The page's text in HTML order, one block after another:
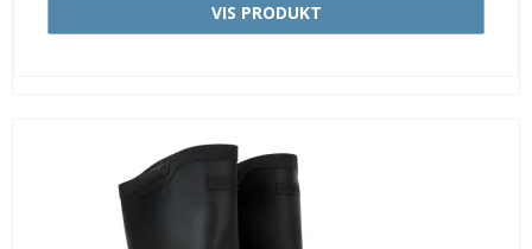
VIS PRODUKT